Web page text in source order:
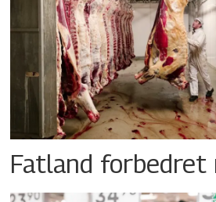
Fatland